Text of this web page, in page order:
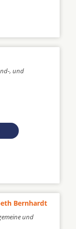
, und
Bernhardt
und